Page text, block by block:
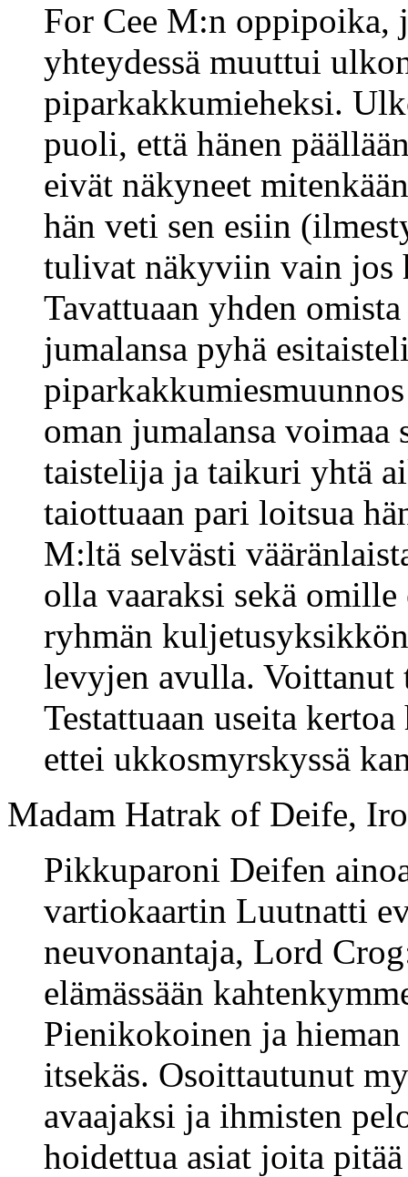
For Cee M:n
yhteydessä muuttui
piparkakkumieheksi.
puoli, että hänen
eivät näkyneet
hän veti sen esiin
tulivat näkyviin vain jos
Tavattuaan yhden
jumalansa pyhä
oman jumalansa voimaa
taistelija ja taikuri yhtä
taiottuaan pari loitsua
M:ltä selvästi
olla vaaraksi sekä
ryhmän
levyjen avulla. Voittanut
Testattuaan useita
ettei ukkosmyrskyssä
Madam Hatrak of Deife,
Pikkuparoni Deifen
vartiokaartin Luutnatti
neuvonantaja, Lord
elämässään
Pienikokoinen ja
itsekäs. Osoittautunut
avaajaksi ja ihmisten
hoidettua asiat joita